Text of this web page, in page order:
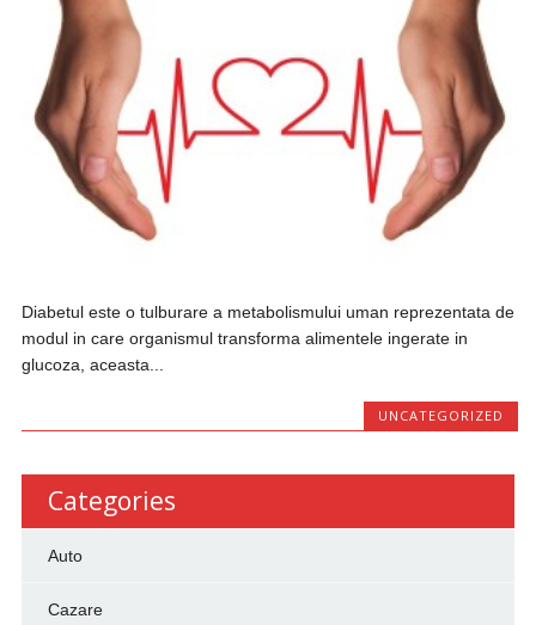
Diabetul este o tulburare a metabolismului uman reprezentata de
modul in care organismul transforma alimentele ingerate in
glucoza, aceasta...
UNCATEGORIZED
Categories
Auto
Cazare